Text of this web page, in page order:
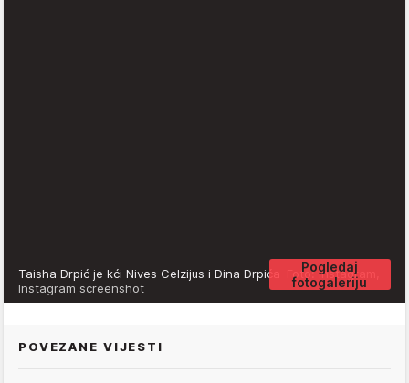
Pogledaj
fotogaleriju
Taisha Drpić je kći Nives Celzijus i Dina Drpića
Foto: Instagram,
Instagram screenshot
POVEZANE VIJESTI